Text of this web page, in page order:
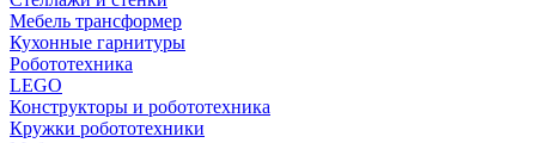
Мебель трансформер
Кухонные гарнитуры
Робототехника
LEGO
Конструкторы и робототехника
Кружки робототехники